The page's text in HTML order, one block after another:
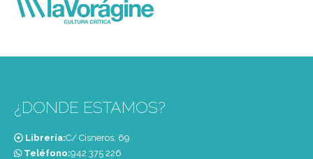
¿DONDE ESTAMOS?
Librería:C/ Cisneros, 69
Teléfono:‭942 375 226‬